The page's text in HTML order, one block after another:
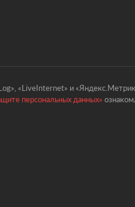
«LiveInternet» и
персональных данных»